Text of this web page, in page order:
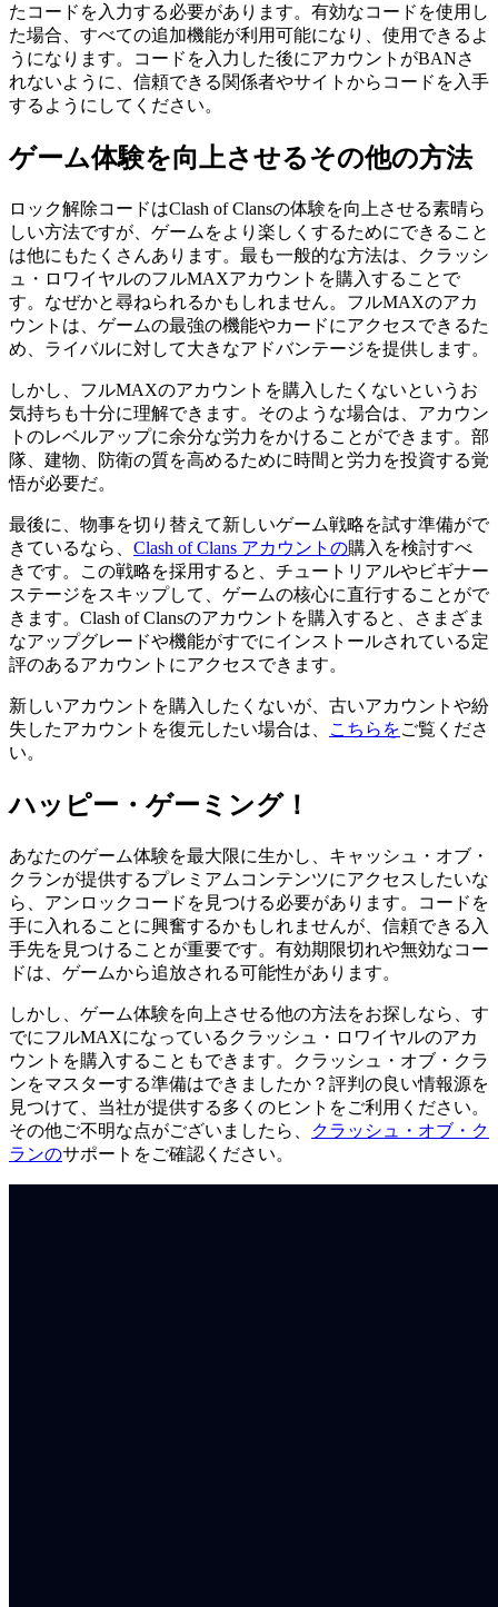
たコードを入力する必要があります。有効なコードを使用し
た場合、すべての追加機能が利用可能になり、使用できるよ
うになります。コードを入力した後にアカウントがBANさ
れないように、信頼できる関係者やサイトからコードを入手
するようにしてください。
ゲーム体験を向上させるその他の方法
ロック解除コードはClash of Clansの体験を向上させる素晴ら
しい方法ですが、ゲームをより楽しくするためにできること
は他にもたくさんあります。最も一般的な方法は、クラッシ
ュ・ロワイヤルのフルMAXアカウントを購入することで
す。なぜかと尋ねられるかもしれません。フルMAXのアカ
ウントは、ゲームの最強の機能やカードにアクセスできるた
め、ライバルに対して大きなアドバンテージを提供します。
しかし、フルMAXのアカウントを購入したくないというお
気持ちも十分に理解できます。そのような場合は、アカウン
トのレベルアップに余分な労力をかけることができます。部
隊、建物、防衛の質を高めるために時間と労力を投資する覚
悟が必要だ。
最後に、物事を切り替えて新しいゲーム戦略を試す準備がで
きているなら、 Clash of Clans アカウントの購入を検討すべ
きです。この戦略を採用すると、チュートリアルやビギナー
ステージをスキップして、ゲームの核心に直行することがで
きます。Clash of Clansのアカウントを購入すると、さまざま
なアップグレードや機能がすでにインストールされている定
評のあるアカウントにアクセスできます。
新しいアカウントを購入したくないが、古いアカウントや紛
失したアカウントを復元したい場合は、
こちらをご覧くださ
い。
ハッピー・ゲーミング！
あなたのゲーム体験を最大限に生かし、キャッシュ・オブ・
クランが提供するプレミアムコンテンツにアクセスしたいな
ら、アンロックコードを見つける必要があります。コードを
手に入れることに興奮するかもしれませんが、信頼できる入
手先を見つけることが重要です。有効期限切れや無効なコー
ドは、ゲームから追放される可能性があります。
しかし、ゲーム体験を向上させる他の方法をお探しなら、す
でにフルMAXになっているクラッシュ・ロワイヤルのアカ
ウントを購入することもできます。クラッシュ・オブ・クラ
ンをマスターする準備はできましたか？評判の良い情報源を
見つけて、当社が提供する多くのヒントをご利用ください。
その他ご不明な点がございましたら、
クラッシュ・オブ・ク
ランのサポートをご確認ください。